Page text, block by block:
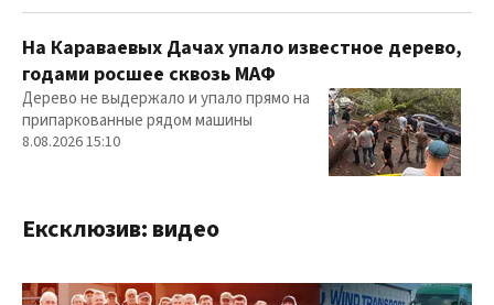
На Караваевых Дачах упало известное дерево,
годами росшее сквозь МАФ
Дерево не выдержало и упало прямо на
припаркованные рядом машины
8.08.2026 15:10
Ексклюзив: видео